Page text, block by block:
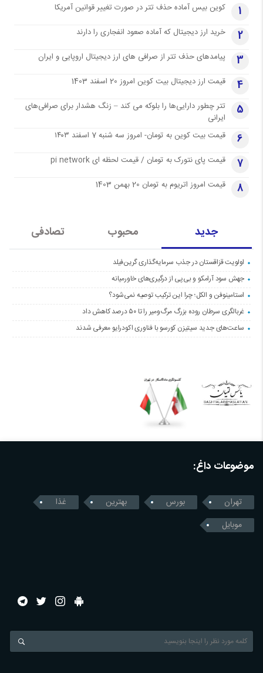
1 کوین بیس آماده حذف تتر در صورت تغییر قوانین آمریکا
2 خرید ارز دیجیتال که آماده صعود انفجاری را دارند
3 پیامدهای حذف تتر از صرافی های ارز دیجیتال اروپایی و ایران
4 قیمت ارز دیجیتال بیت کوین امروز 20 اسفند 1403
5
تتر چطور دارایی‌ها را بلوکه می کند – زنگ هشدار برای صرافی‌های
ایرانی
6 قیمت بیت کوین به تومان- امروز سه شنبه 7 اسفند ۱۴۰۳
7 قیمت پای نتورک به تومان / قیمت لحظه ای pi network
8 قیمت امروز اتریوم به تومان 20 بهمن 1403
جدید محبوب تصادفی
اولویت قزاقستان در جذب سرمایه‌گذاری گرین‌فیلد
جهش سود آرامکو و بی‌پی از درگیری‌های خاورمیانه
استامینوفن و الکل؛ چرا این ترکیب توصیه نمی‌شود؟
غربالگری سرطان روده بزرگ مرگ‌ومیر را تا ۵۰ درصد کاهش داد
ساعت‌های جدید سیتیزن کورسو با فناوری اکودرایو معرفی شدند
موضوعات داغ:
تهران بورس بهترین
غذا
موبایل